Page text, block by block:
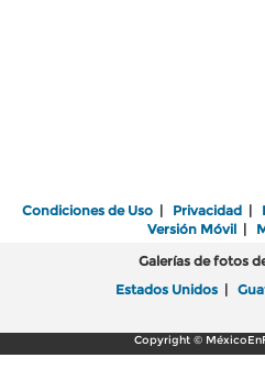
Condiciones de Uso | Privacidad |
Versión Móvil|
Galerías de fotos
Estados Unidos |
Copyright ©